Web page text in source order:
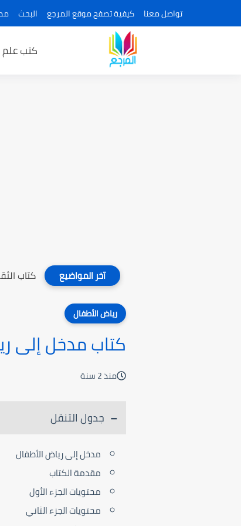
تواصل معنا كيفية تصفح موقع المرجع البحث
كتب
آخر المواضيع كتاب
رياض الأطفال
كتاب مدخل إلى
منذ 2 سنة
جدول التنقل
مدخل إلى رياض الأطفال
مقدمة الكتاب
محتويات الجزء الأول
محتويات الجزء الثاني